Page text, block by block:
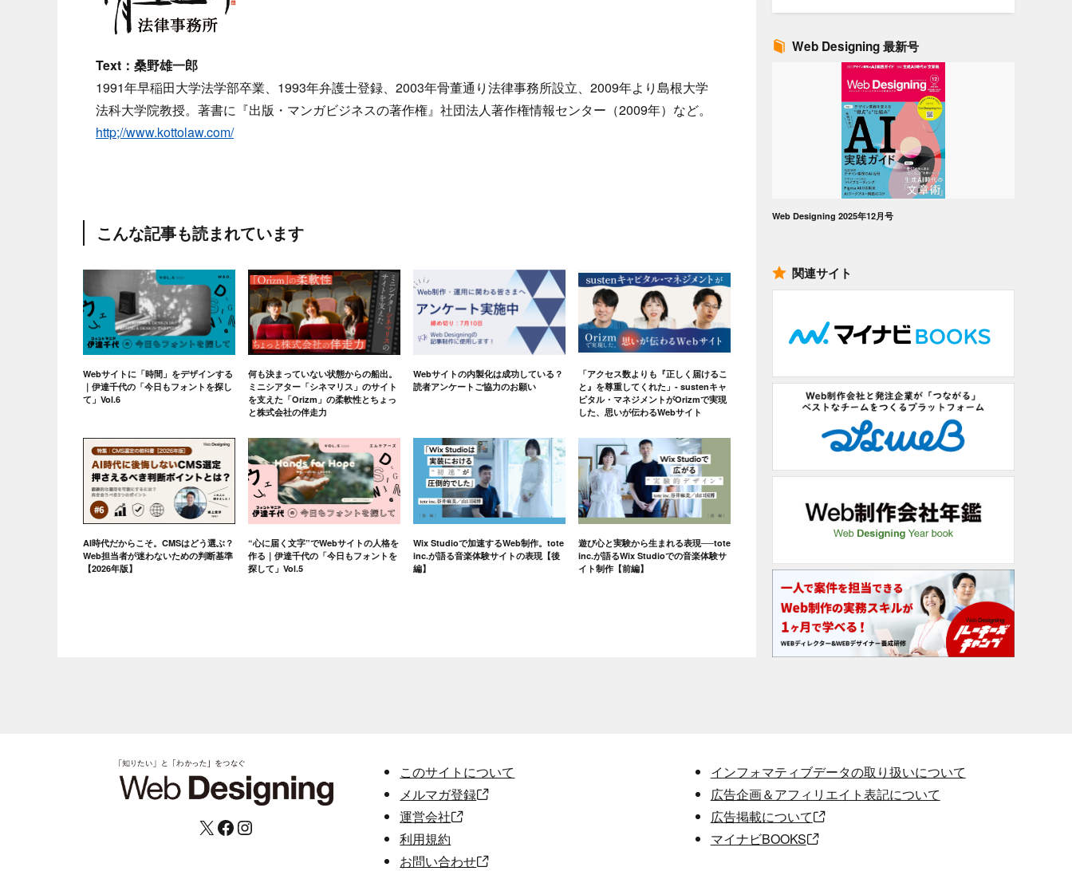
Text：桑野雄一郎
1991年早稲田大学法学部卒業、1993年弁護士登録、2003年骨董通り法律事務所設立、2009年より島根大学
法科大学院教授。著書に『出版・マンガビジネスの著作権』社団法人著作権情報センター（2009年）など。
http;//www.kottolaw.com/
こんな記事も読まれています
Webサイトに「時間」をデザインする
｜伊達千代の「今日もフォントを探し
て」Vol.6
何も決まっていない状態からの船出。
ミニシアター「シネマリス」のサイト
を支えた「Orizm」の柔軟性とちょっ
と株式会社の伴走力
Webサイトの内製化は成功している？
読者アンケートご協力のお願い
「アクセス数よりも『正しく届けるこ
と』を尊重してくれた」- sustenキャ
ピタル・マネジメントがOrizmで実現
した、思いが伝わるWebサイト
AI時代だからこそ。CMSはどう選ぶ？
Web担当者が迷わないための判断基準
【2026年版】
“心に届く文字”でWebサイトの人格を
作る｜伊達千代の「今日もフォントを
探して」Vol.5
Wix Studioで加速するWeb制作。tote
inc.が語る音楽体験サイトの表現【後
編】
遊び心と実験から生まれる表現──tote
inc.が語るWix Studioでの音楽体験サ
イト制作【前編】
Web Designing 最新号
Web Designing 2025年12月号
関連サイト
X Facebook Instagram
このサイトについて
メルマガ登録
運営会社
利用規約
お問い合わせ
インフォマティブデータの取り扱いについて
広告企画＆アフィリエイト表記について
広告掲載について
マイナビBOOKS